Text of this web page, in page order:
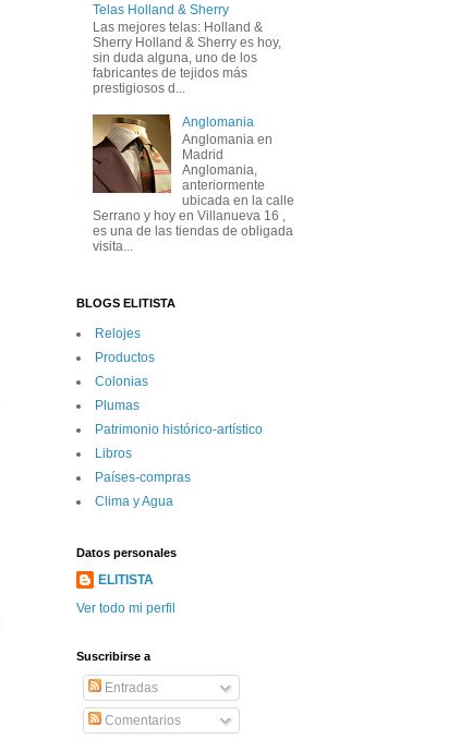
Telas Holland & Sherry
Las mejores telas: Holland &
Sherry Holland & Sherry es hoy,
sin duda alguna, uno de los
fabricantes de tejidos más
prestigiosos d...
Anglomania
Anglomania en
Madrid
Anglomania,
anteriormente
ubicada en la calle
Serrano y hoy en Villanueva 16 ,
es una de las tiendas de obligada
visita...
BLOGS ELITISTA
Relojes
Productos
Colonias
Plumas
Patrimonio histórico-artí­stico
Libros
Paí­ses-compras
Clima y Agua
Datos personales
ELITISTA
Ver todo mi perfil
Suscribirse a
Entradas
Comentarios